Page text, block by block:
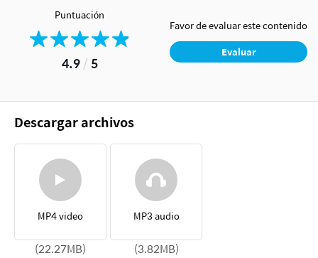
Puntuación
4.9/ 5
Favor de evaluar este contenido
Evaluar
Descargar archivos
MP4 video
(22.27MB)
MP3 audio
(3.82MB)